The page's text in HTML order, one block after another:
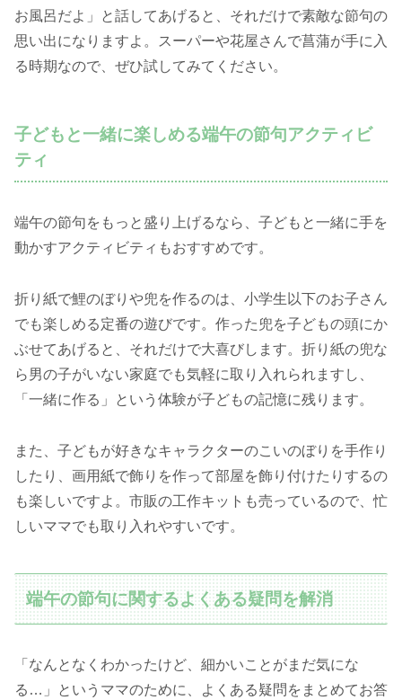
お風呂だよ」と話してあげると、それだけで素敵な節句の
思い出になりますよ。スーパーや花屋さんで菖蒲が手に入
る時期なので、ぜひ試してみてください。
子どもと一緒に楽しめる端午の節句アクティビ
ティ
端午の節句をもっと盛り上げるなら、子どもと一緒に手を
動かすアクティビティもおすすめです。
折り紙で鯉のぼりや兜を作るのは、小学生以下のお子さん
でも楽しめる定番の遊びです。作った兜を子どもの頭にか
ぶせてあげると、それだけで大喜びします。折り紙の兜な
ら男の子がいない家庭でも気軽に取り入れられますし、
「一緒に作る」という体験が子どもの記憶に残ります。
また、子どもが好きなキャラクターのこいのぼりを手作り
したり、画用紙で飾りを作って部屋を飾り付けたりするの
も楽しいですよ。市販の工作キットも売っているので、忙
しいママでも取り入れやすいです。
端午の節句に関するよくある疑問を解消
「なんとなくわかったけど、細かいことがまだ気にな
る…」というママのために、よくある疑問をまとめてお答